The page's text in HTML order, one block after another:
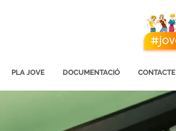
PLA JOVE DOCUMENTACIÓ CONTACTE